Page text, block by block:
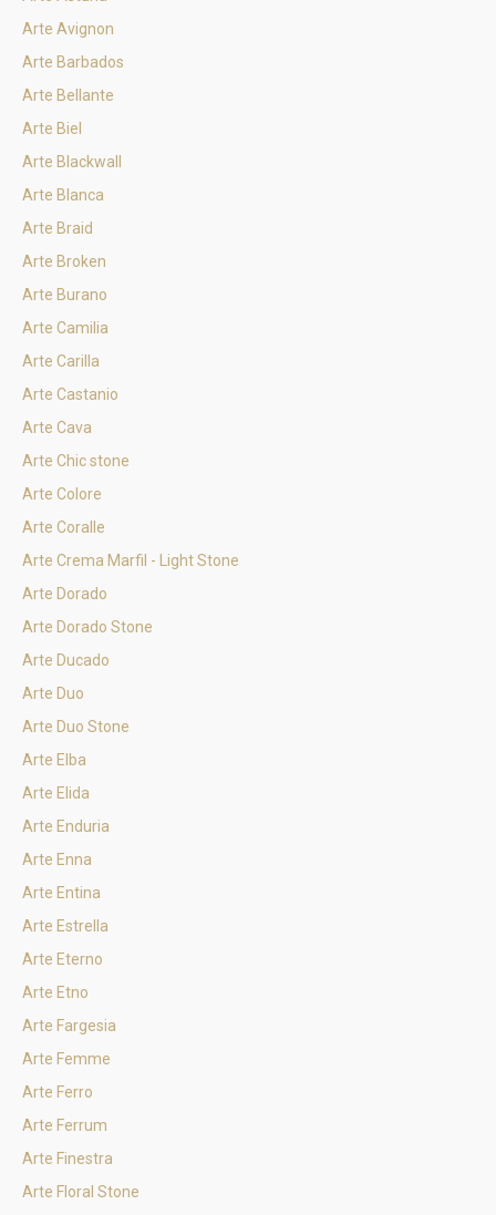
Arte Avignon
Arte Barbados
Arte Bellante
Arte Biel
Arte Blackwall
Arte Blanca
Arte Braid
Arte Broken
Arte Burano
Arte Camilia
Arte Carilla
Arte Castanio
Arte Cava
Arte Chic stone
Arte Colore
Arte Coralle
Arte Crema Marfil - Light Stone
Arte Dorado
Arte Dorado Stone
Arte Ducado
Arte Duo
Arte Duo Stone
Arte Elba
Arte Elida
Arte Enduria
Arte Enna
Arte Entina
Arte Estrella
Arte Eterno
Arte Etno
Arte Fargesia
Arte Femme
Arte Ferro
Arte Ferrum
Arte Finestra
Arte Floral Stone